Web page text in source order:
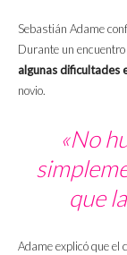
Sebastián Adame
Durante un
algunas dificultades
novio.
«No
que
Adame explicó que el